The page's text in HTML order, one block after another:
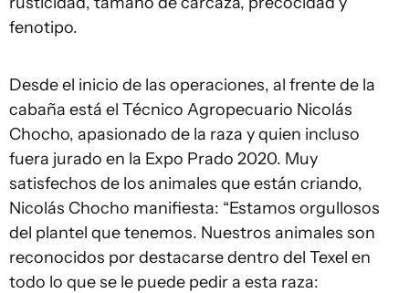
fenotipo.
Desde el inicio de las operaciones, al frente de la
cabaña está el Técnico Agropecuario Nicolás
Chocho, apasionado de la raza y quien incluso
fuera jurado en la Expo Prado 2020. Muy
satisfechos de los animales que están criando,
Nicolás Chocho manifiesta: “Estamos orgullosos
del plantel que tenemos. Nuestros animales son
reconocidos por destacarse dentro del Texel en
todo lo que se le puede pedir a esta raza: